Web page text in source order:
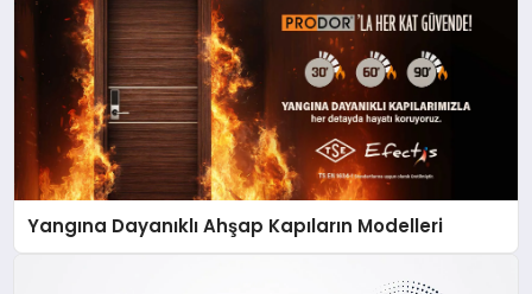
Yangına Dayanıklı Ahşap Kapıların Modelleri